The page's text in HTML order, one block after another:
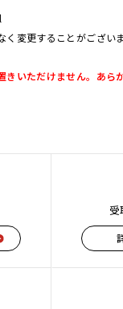
変更することがございま
きいただけません。あら